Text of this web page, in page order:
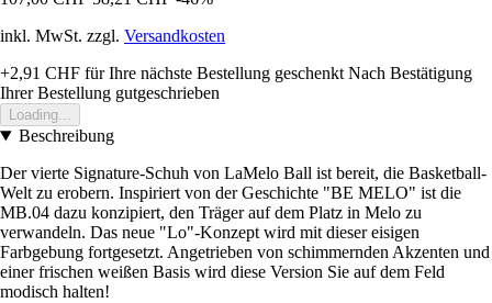
inkl. MwSt. zzgl. Versandkosten
+2,91 CHF für Ihre nächste Bestellung geschenkt Nach Bestätigung
Ihrer Bestellung gutgeschrieben
Loading...
Beschreibung
Der vierte Signature-Schuh von LaMelo Ball ist bereit, die Basketball-
Welt zu erobern. Inspiriert von der Geschichte "BE MELO" ist die
MB.04 dazu konzipiert, den Träger auf dem Platz in Melo zu
verwandeln. Das neue "Lo"-Konzept wird mit dieser eisigen
Farbgebung fortgesetzt. Angetrieben von schimmernden Akzenten und
einer frischen weißen Basis wird diese Version Sie auf dem Feld
modisch halten!